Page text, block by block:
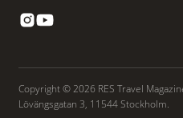
Copyright © 2026 RES Travel
Lövängsgatan 3, 11544 Stockholm.